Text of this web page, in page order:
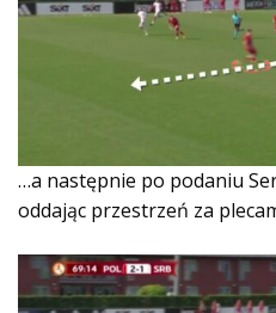
…a następnie po podaniu
oddając przestrzeń za